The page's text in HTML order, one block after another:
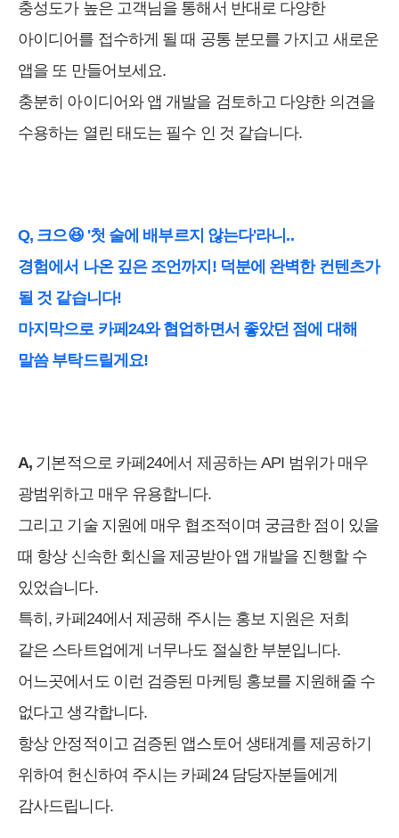
충성도가 높은 고객님을 통해서 반대로 다양한
아이디어를 접수하게 될 때 공통 분모를 가지고 새로운
앱을 또 만들어보세요.
충분히 아이디어와 앱 개발을 검토하고 다양한 의견을
수용하는 열린 태도는 필수 인 것 같습니다.
Q, 크으😆 '첫 술에 배부르지 않는다'라니..
경험에서 나온 깊은 조언까지! 덕분에 완벽한 컨텐츠가
될 것 같습니다!
마지막으로 카페24와 협업하면서 좋았던 점에 대해
말씀 부탁드릴게요!
A, 기본적으로 카페24에서 제공하는 API 범위가 매우
광범위하고 매우 유용합니다.
그리고 기술 지원에 매우 협조적이며 궁금한 점이 있을
때 항상 신속한 회신을 제공받아 앱 개발을 진행할 수
있었습니다.
특히, 카페24에서 제공해 주시는 홍보 지원은 저희
같은 스타트업에게 너무나도 절실한 부분입니다.
어느곳에서도 이런 검증된 마케팅 홍보를 지원해줄 수
없다고 생각합니다.
항상 안정적이고 검증된 앱스토어 생태계를 제공하기
위하여 헌신하여 주시는 카페24 담당자분들에게
감사드립니다.